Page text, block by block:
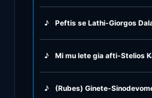
♪ Peftis se Lathi-Giorgos
♪ Mi mu lete gia afti-Stelios
♪ (Rubes) Ginete-
♪ Instrumentals
♪ Jazz & Swing
♪ Latin Classics